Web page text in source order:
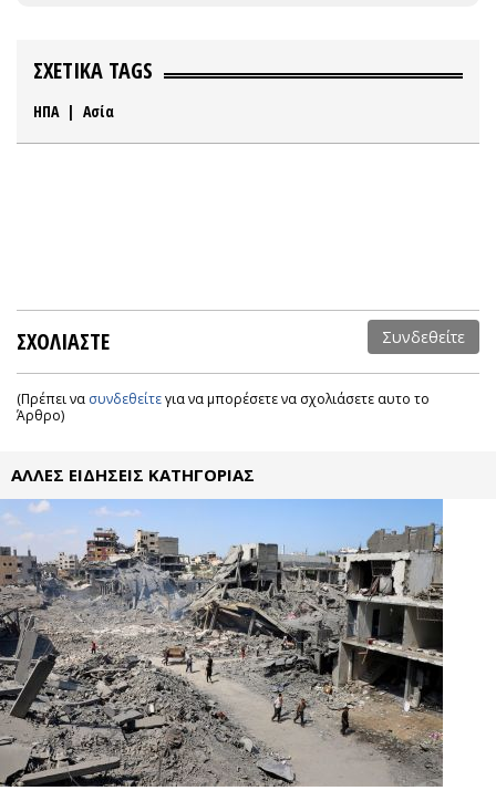
ΣΧΕΤΙΚΑ TAGS
ΗΠΑ| Ασία
ΣΧΟΛΙΑΣΤΕ Συνδεθείτε
(Πρέπει να συνδεθείτεγια να μπορέσετε να σχολιάσετε αυτο το
Άρθρο)
ΑΛΛΕΣ ΕΙΔΗΣΕΙΣ ΚΑΤΗΓΟΡΙΑΣ